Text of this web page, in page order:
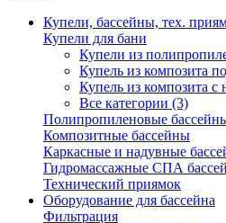
Купели, бассейны, тех.
Купели для бани
Купели из
Купель из композита
Купель из композита с
Все категории (3)
Полипропиленовые
Композитные бассейны
Каркасные и надувные
Гидромассажные СПА
Технический приямок
Оборудование для бассейна
Фильтрация